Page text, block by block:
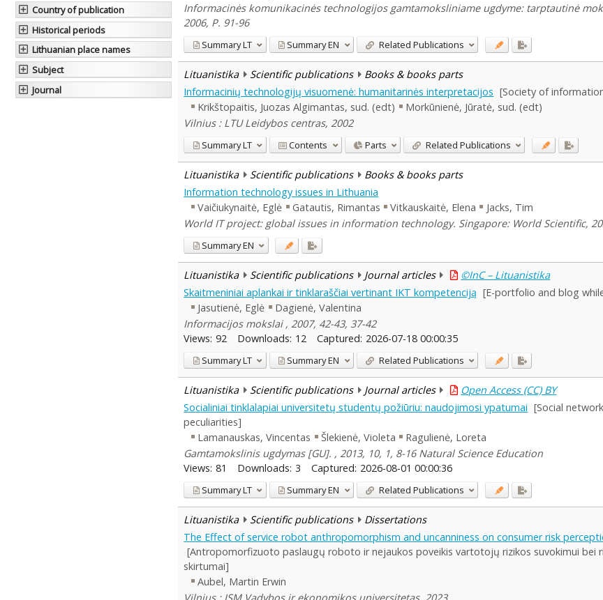
Country of publication
Historical periods
Lithuanian place names
Subject
Journal
Informacinės komunikacinės technologijos gamtamoksliniame ugdyme: tarptautinė
2006, P. 91-96
SummaryLT SummaryEN Related Publications
Lituanistika Scientific publications Books & books parts
Informacinių technologijų visuomenė: humanitarinės interpretacijos [Society of
Krikštopaitis, Juozas Algimantas, sud. (edt)
Morkūnienė, Jūratė, sud. (edt)
Vilnius : LTU Leidybos centras, 2002
SummaryLT Contents Parts Related Publications
Lituanistika Scientific publications Books & books parts
Information technology issues in Lithuania
Vaičiukynaitė, Eglė
Gatautis, Rimantas Vitkauskaitė, Elena
Jacks, Tim
World IT project: global issues in information technology. Singapore: World Scientific,
SummaryEN
Lituanistika Scientific publications Journal articles ©InC – Lituanistika
Skaitmeniniai aplankai ir tinklaraščiai vertinant IKT kompetenciją [E-portfolio and blog
Jasutienė, Eglė
Dagienė, Valentina
Informacijos mokslai , 2007, 42-43, 37-42
Views: 92 Downloads: 12 Captured: 2026-07-18 00:00:35
SummaryLT SummaryEN Related Publications
Lituanistika Scientific publications Journal articles Open Access (CC) BY
Socialiniai tinklalapiai universitetų studentų požiūriu: naudojimosi ypatumai [Social
peculiarities]
Lamanauskas, Vincentas
Šlekienė, Violeta
Ragulienė, Loreta
Gamtamokslinis ugdymas [GU]. , 2013, 10, 1, 8-16 Natural Science Education
Views: 81 Downloads: 3 Captured: 2026-08-01 00:00:36
SummaryLT SummaryEN Related Publications
Lituanistika Scientific publications Dissertations
The Effect of service robot anthropomorphism and uncanniness on consumer risk
[Antropomorfizuoto paslaugų roboto ir nejaukos poveikis vartotojų rizikos suvokimui bei
skirtumai]
Aubel, Martin Erwin
Vilnius : ISM Vadybos ir ekonomikos universitetas, 2023